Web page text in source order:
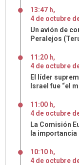
13:47 h,
4 de octubre
Un avión de
Peralejos
11:20 h,
4 de octubre
El líder
Israel fue “el
11:00 h,
4 de octubre
La Comisión
la
10:10 h,
4 de octubre